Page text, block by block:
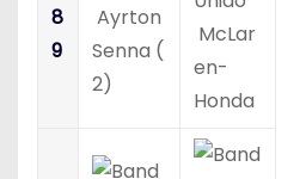
8
9
Ayrton
Senna (
2)
McLar
en-
Honda